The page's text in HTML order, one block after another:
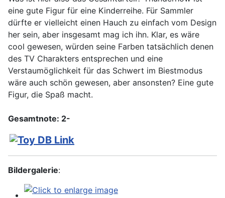
eine gute Figur für eine Kinderreihe. Für Sammler
dürfte er vielleicht einen Hauch zu einfach vom Design
her sein, aber insgesamt mag ich ihn. Klar, es wäre
cool gewesen, würden seine Farben tatsächlich denen
des TV Charakters entsprechen und eine
Verstaumöglichkeit für das Schwert im Biestmodus
wäre auch schön gewesen, aber ansonsten? Eine gute
Figur, die Spaß macht.
Gesamtnote: 2-
Bildergalerie: